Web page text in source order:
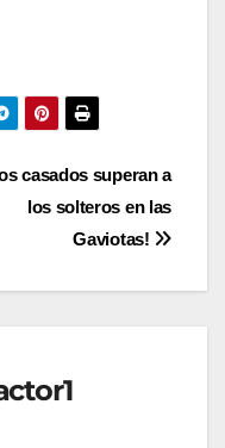
casados superan a
los solteros en las
Gaviotas!